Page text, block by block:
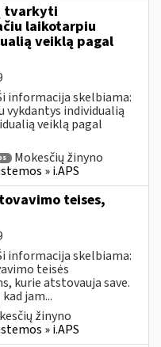
tvarkyti
laikotarpiu
veiklą pagal
informacija skelbiama:
vykdantys individualią
veiklą pagal
Mokesčių žinyno
» i.APS
teises,
informacija skelbiama:
teisės
kurie atstovauja save.
jam...
žinyno
» i.APS